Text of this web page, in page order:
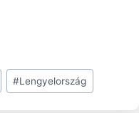
#Lengyelország